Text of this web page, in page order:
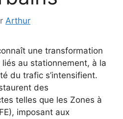
Arthur
une transformation
au stationnement, à la
du trafic s’intensifient.
des
telles que les Zones à
imposant aux